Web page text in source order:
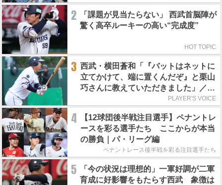
2
「課題が見当たらない」 西武首脳陣が
驚く高卒ルーキーの高い“完成度”
HOT TOPIC
3 西武・横田蒼和「『バットはネットに
立てかけて、端に置くんだぞ』と栗山
巧さんに教えていただきました」／憧
PLAYER'S VOICE
4
【12球団後半戦注目選手】ペナントレ
ースを彩る選手たち ここからが本当
の勝負｜パ・リーグ編
ペナントレース後半戦を彩る注目選手たち
5
「今の状況は理想的」一軍好調が二軍
育成に好影響をもたらす西武 象徴は